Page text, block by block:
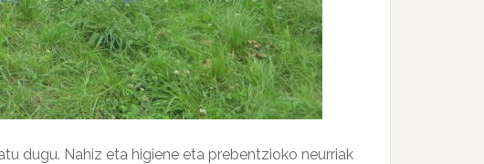
dugu. Nahiz eta higiene eta prebentzioko neurriak